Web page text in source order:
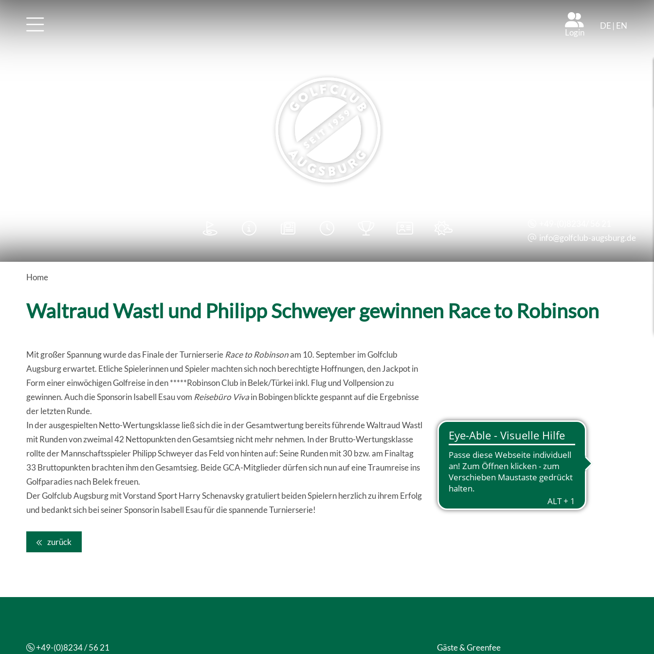
Login
DE | EN
info@golfclub-augsburg.de
Home
Waltraud Wastl und Philipp Schweyer gewinnen Race to Robinson
Mit großer Spannung wurde das Finale der Turnierserie Race to Robinsonam 10. September im Golfclub
Augsburg erwartet. Etliche Spielerinnen und Spieler machten sich noch berechtigte Hoffnungen, den Jackpot in
Form einer einwöchigen Golfreise in den *****Robinson Club in Belek/Türkei inkl. Flug und Vollpension zu
gewinnen. Auch die Sponsorin Isabell Esau vom Reisebüro Vivain Bobingen blickte gespannt auf die Ergebnisse
der letzten Runde.
In der ausgespielten Netto-Wertungsklasse ließ sich die in der Gesamtwertung bereits führende Waltraud Wastl
mit Runden von zweimal 42 Nettopunkten den Gesamtsieg nicht mehr nehmen. In der Brutto-Wertungsklasse
rollte der Mannschaftsspieler Philipp Schweyer das Feld von hinten auf: Seine Runden mit 30 bzw. am Finaltag
33 Bruttopunkten brachten ihm den Gesamtsieg. Beide GCA-Mitglieder dürfen sich nun auf eine Traumreise ins
Golfparadies nach Belek freuen.
Der Golfclub Augsburg mit Vorstand Sport Harry Schenavsky gratuliert beiden Spielern herzlich zu ihrem Erfolg
und bedankt sich bei seiner Sponsorin Isabell Esau für die spannende Turnierserie!
zurück
+49-(0)8234 / 56 21 Gäste & Greenfee